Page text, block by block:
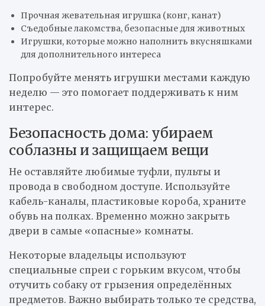
Прочная жевательная игрушка (конг, канат)
Съедобные лакомства, безопасные для животных
Игрушки, которые можно наполнить вкусняшками
для дополнительного интереса
Попробуйте менять игрушки местами каждую
неделю — это помогает поддерживать к ним
интерес.
Безопасность дома: убираем
соблазны и защищаем вещи
Не оставляйте любимые туфли, пульты и
провода в свободном доступе. Используйте
кабель-каналы, пластиковые короба, храните
обувь на полках. Временно можно закрыть
двери в самые «опасные» комнаты.
Некоторые владельцы используют
специальные спреи с горьким вкусом, чтобы
отучить собаку от грызения определённых
предметов. Важно выбирать только те средства,